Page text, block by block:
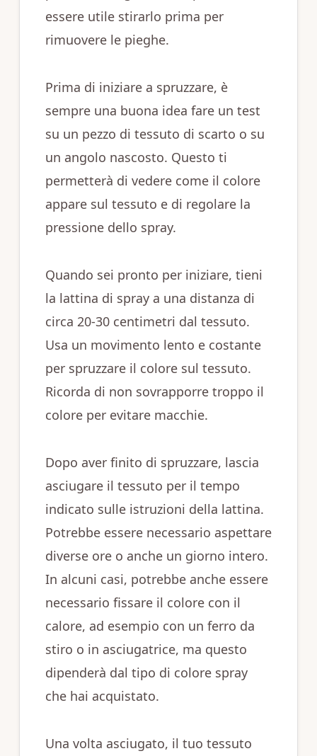
essere utile stirarlo prima per
rimuovere le pieghe.
Prima di iniziare a spruzzare, è
sempre una buona idea fare un test
su un pezzo di tessuto di scarto o su
un angolo nascosto. Questo ti
permetterà di vedere come il colore
appare sul tessuto e di regolare la
pressione dello spray.
Quando sei pronto per iniziare, tieni
la lattina di spray a una distanza di
circa 20-30 centimetri dal tessuto.
Usa un movimento lento e costante
per spruzzare il colore sul tessuto.
Ricorda di non sovrapporre troppo il
colore per evitare macchie.
Dopo aver finito di spruzzare, lascia
asciugare il tessuto per il tempo
indicato sulle istruzioni della lattina.
Potrebbe essere necessario aspettare
diverse ore o anche un giorno intero.
In alcuni casi, potrebbe anche essere
necessario fissare il colore con il
calore, ad esempio con un ferro da
stiro o in asciugatrice, ma questo
dipenderà dal tipo di colore spray
che hai acquistato.
Una volta asciugato, il tuo tessuto